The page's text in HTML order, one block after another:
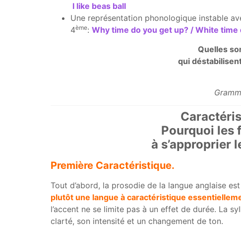
I like beas ball
Une représentation phonologique instable
4ème: Why time do you get up? / White time
Quelles
qui
Pourquoi les
à s’approprier
Première Caractéristique.
Tout d’abord, la prosodie de la langue anglaise
plutôt une langue à caractéristique
l’accent ne se limite pas à un effet de durée. La
clarté, son intensité et un changement de ton.